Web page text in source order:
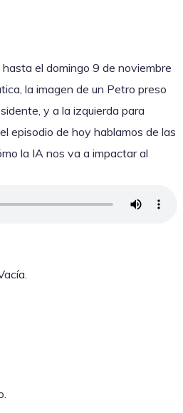
el domingo 9 de noviembre
la imagen de un Petro preso
y a la izquierda para
episodio de hoy hablamos de las
la IA nos va a impactar al